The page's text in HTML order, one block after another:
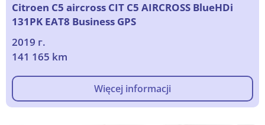
Citroen C5 aircross CIT C5 AIRCROSS BlueHDi
131PK EAT8 Business GPS
2019 г.
141 165 km
Więcej informacji